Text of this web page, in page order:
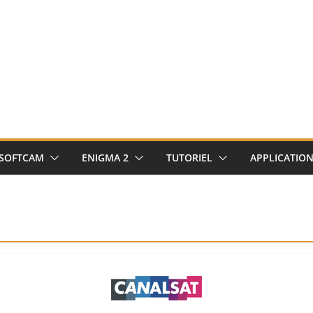
ENIGMA 2 TUTORIEL